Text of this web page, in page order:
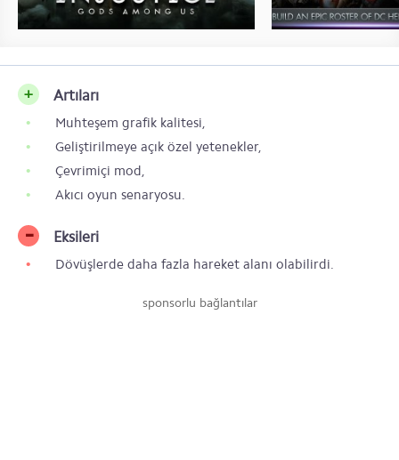
Artıları
Muhteşem grafik kalitesi,
Geliştirilmeye açık özel yetenekler,
Çevrimiçi mod,
Akıcı oyun senaryosu.
Eksileri
Dövüşlerde daha fazla hareket alanı olabilirdi.
sponsorlu bağlantılar